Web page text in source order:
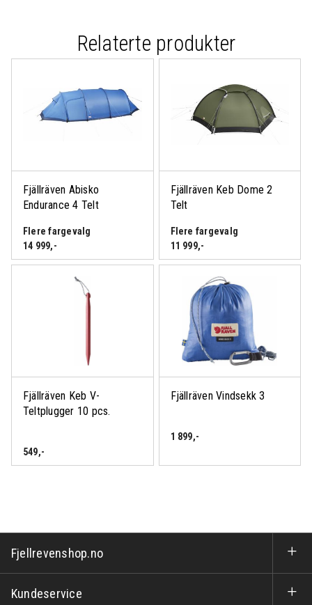
Relaterte produkter
Fjällräven Abisko
Endurance 4 Telt
Flere fargevalg
14 999,-
Fjällräven Keb Dome 2
Telt
Flere fargevalg
11 999,-
Fjällräven Keb V-
Teltplugger 10 pcs.
549,-
Fjällräven Vindsekk 3
1 899,-
Fjellrevenshop.no
Kundeservice